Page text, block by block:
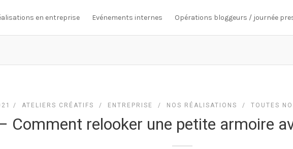
en entreprise Evénements internes Opérations bloggeurs / journée
/ ATELIERS CRÉATIFS / ENTREPRISE / NOS RÉALISATIONS / TOUTES
Comment relooker une petite armoire